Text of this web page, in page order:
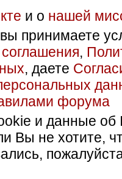
и о нашей
принимаете
соглашения,
, даете
форума
и данные об
Вы не хотите,